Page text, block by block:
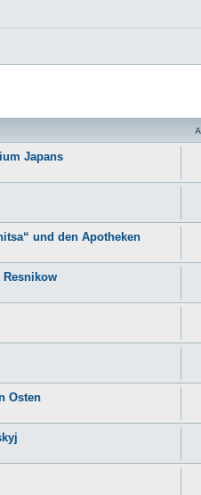
Japans
und den Apotheken
Osten